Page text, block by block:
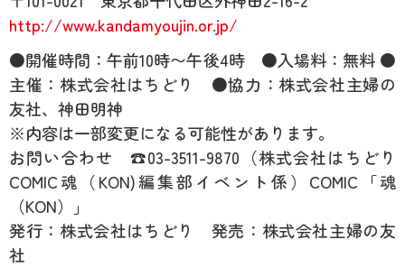
http://www.kandamyoujin.or.jp/
●開催時間：午前10時〜午後4時 ●入場料：無料 ●
主催：株式会社はちどり ●協力：株式会社主婦の
友社、神田明神
※内容は一部変更になる可能性があります。
お問い合わせ ☎03-3511-9870（株式会社はちどり
COMIC魂（KON)編集部イベント係）COMIC「魂
（KON）」
発行：株式会社はちどり 発売：株式会社主婦の友
社